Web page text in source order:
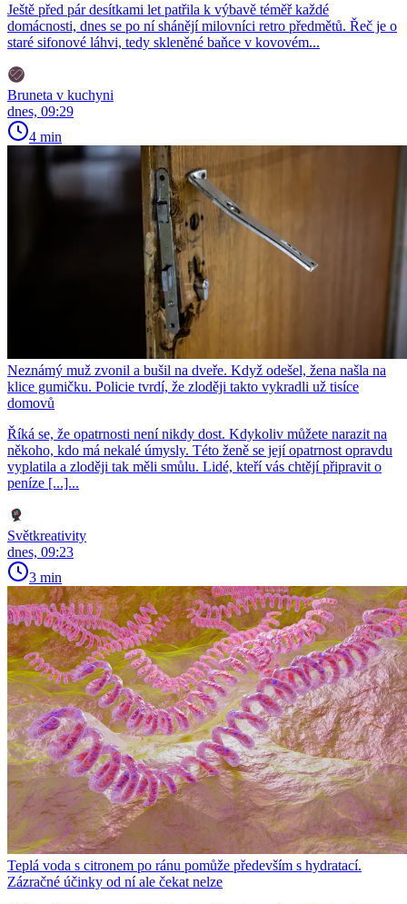
Ještě před pár desítkami let patřila k výbavě téměř každé
domácnosti, dnes se po ní shánějí milovníci retro předmětů. Řeč je o
staré sifonové láhvi, tedy skleněné baňce v kovovém...
Bruneta v kuchyni
dnes, 09:29
4 min
Neznámý muž zvonil a bušil na dveře. Když odešel, žena našla na
klice gumičku. Policie tvrdí, že zloději takto vykradli už tisíce
domovů
Říká se, že opatrnosti není nikdy dost. Kdykoliv můžete narazit na
někoho, kdo má nekalé úmysly. Této ženě se její opatrnost opravdu
vyplatila a zloději tak měli smůlu. Lidé, kteří vás chtějí připravit o
peníze [...]...
Světkreativity
dnes, 09:23
3 min
Teplá voda s citronem po ránu pomůže především s hydratací.
Zázračné účinky od ní ale čekat nelze